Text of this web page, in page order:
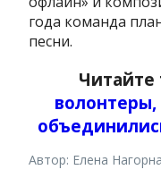
года команда
песни.
Читайте
волонтеры,
Автор: Елена